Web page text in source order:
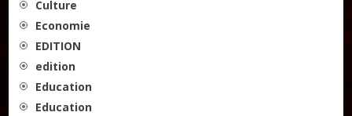
Culture
Economie
EDITION
edition
Education
Education